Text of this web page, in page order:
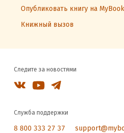
Опубликовать книгу на
Книжный вызов
Следите за новостями
Служба поддержки
8 800 333 27 37